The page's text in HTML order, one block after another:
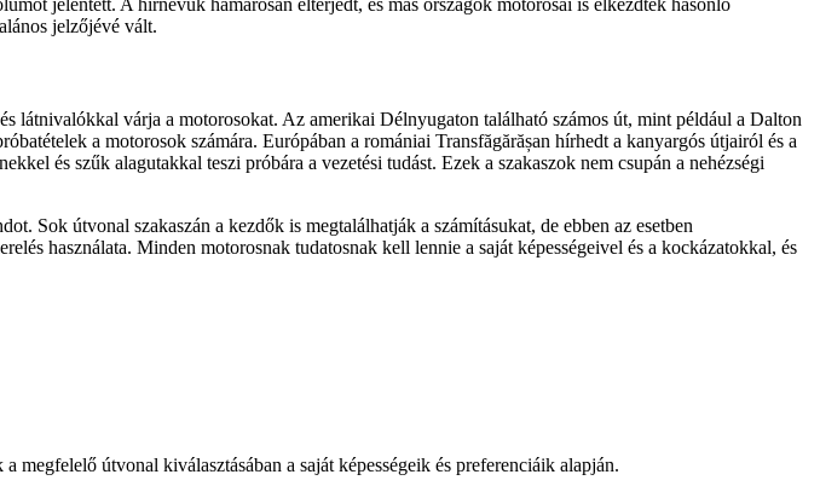
jelzőjévé vált.
látnivalókkal várja a motorosokat. Az amerikai Délnyugaton található számos út, mint például a Dalton
a motorosok számára. Európában a romániai Transfăgărășan hírhedt a kanyargós útjairól és a
és szűk alagutakkal teszi próbára a vezetési tudást. Ezek a szakaszok nem csupán a nehézségi
Sok útvonal szakaszán a kezdők is megtalálhatják a számításukat, de ebben az esetben
használata. Minden motorosnak tudatosnak kell lennie a saját képességeivel és a kockázatokkal, és
megfelelő útvonal kiválasztásában a saját képességeik és preferenciáik alapján.